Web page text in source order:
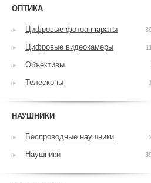
ОПТИКА
Цифровые фотоаппараты
Цифровые видеокамеры
Объективы
Телескопы
НАУШНИКИ
Беспроводные наушники
Наушники